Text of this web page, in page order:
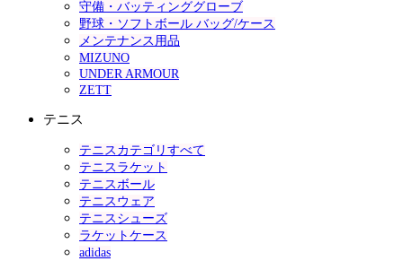
守備・バッティンググローブ
野球・ソフトボール バッグ/ケース
メンテナンス用品
MIZUNO
UNDER ARMOUR
ZETT
テニス
テニスカテゴリすべて
テニスラケット
テニスボール
テニスウェア
テニスシューズ
ラケットケース
adidas